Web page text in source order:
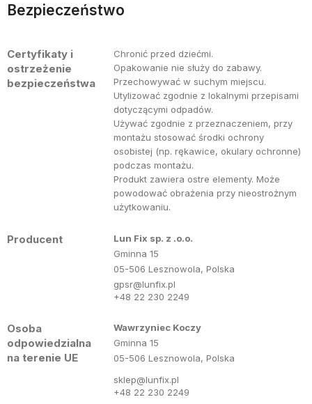
Bezpieczeństwo
Certyfikaty i
ostrzeżenie
bezpieczeństwa
Chronić przed dziećmi.
Opakowanie nie służy do zabawy.
Przechowywać w suchym miejscu.
Utylizować zgodnie z lokalnymi przepisami
dotyczącymi odpadów.
Używać zgodnie z przeznaczeniem, przy
montażu stosować środki ochrony
osobistej (np. rękawice, okulary ochronne)
podczas montażu.
Produkt zawiera ostre elementy. Może
powodować obrażenia przy nieostrożnym
użytkowaniu.
Producent
Lun Fix sp. z .o.o.
Gminna 15
05-506 Lesznowola, Polska
gpsr@lunfix.pl
+48 22 230 2249
Osoba
odpowiedzialna
na terenie UE
Wawrzyniec Koczy
Gminna 15
05-506 Lesznowola, Polska
sklep@lunfix.pl
+48 22 230 2249